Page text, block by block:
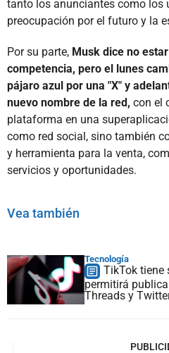
tanto los anunciantes como los
preocupación por el futuro y la
Por su parte, Musk dice no
competencia, pero el lunes
pájaro azul por una "X" y
nuevo nombre de la red, con el
plataforma en una
como red social, sino también
y herramienta para la venta,
servicios y oportunidades.
Vea también
Tecnología
TikTok tiene
permitirá
Threads y